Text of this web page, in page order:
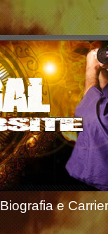
Biografia e